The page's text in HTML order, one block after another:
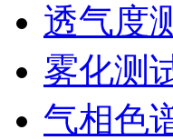
透气度
雾化测
气相色